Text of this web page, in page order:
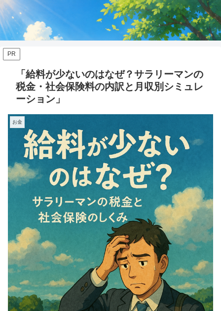
PR
「給料が少ないのはなぜ？サラリーマンの
税金・社会保険料の内訳と月収別シミュレ
ーション」
お金